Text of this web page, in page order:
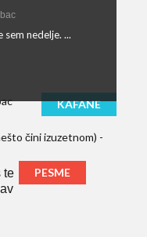
KAFANE
nedelje. ...
te
PESME